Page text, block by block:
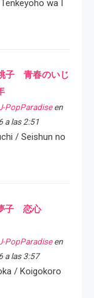
wa I
子 青春のいじ
PopParadiseen
a las 2:51
/ Seishun no
夢子 恋心
PopParadiseen
a las 3:57
/ Koigokoro